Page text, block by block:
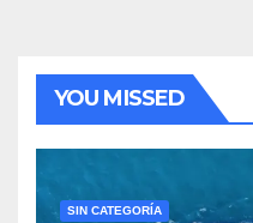
YOU MISSED
SIN CATEGORÍA